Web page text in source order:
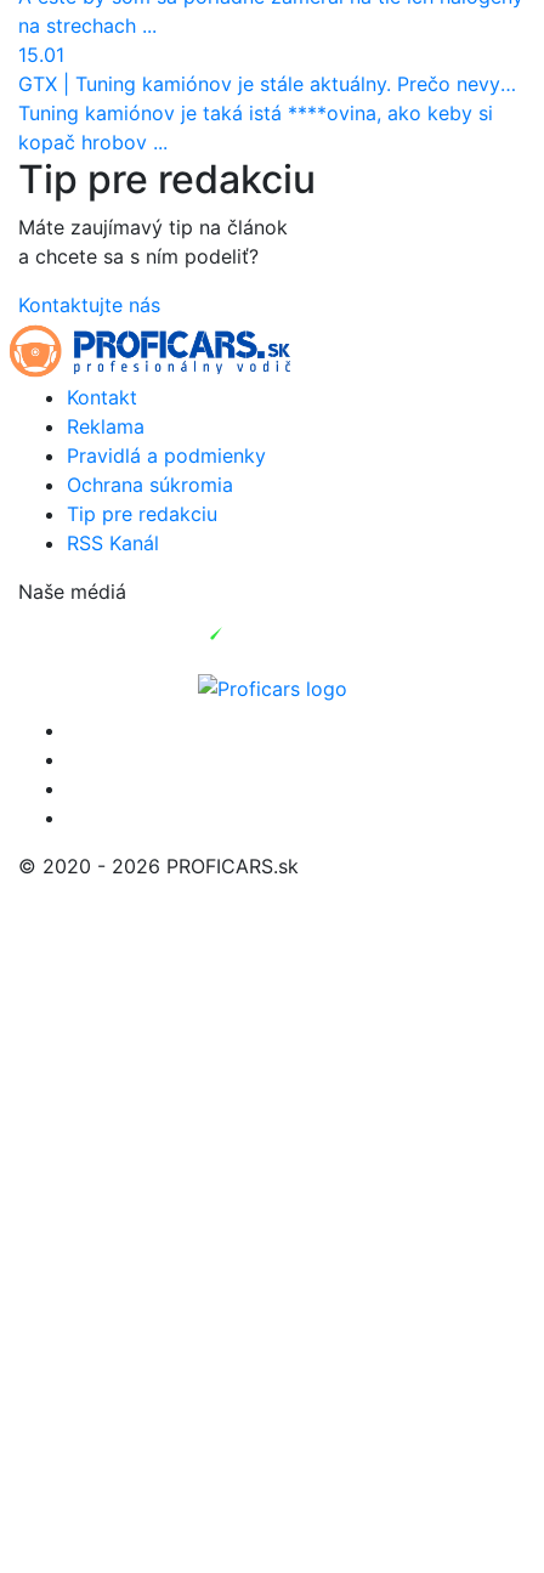
na strechach ...
15.01
GTX
Tuning kamiónov je stále aktuálny. Prečo nevyhynul ako pri osobákoch?
Tuning kamiónov je taká istá ****ovina, ako keby si
kopač hrobov ...
Tip pre redakciu
Máte zaujímavý tip na článok
a chcete sa s ním podeliť?
Kontaktujte nás
Kontakt
Reklama
Pravidlá a podmienky
Ochrana súkromia
Tip pre redakciu
RSS Kanál
Naše médiá
© 2020 - 2026 PROFICARS.sk